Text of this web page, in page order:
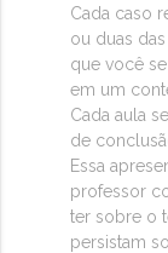
Cada caso
ou duas
que você
em um
Cada aula
de
Essa
professor
ter sobre o
persistam